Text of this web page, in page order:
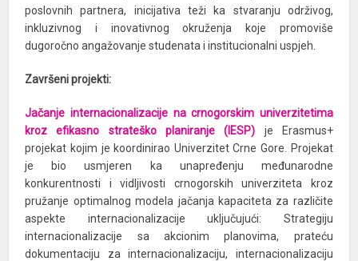
poslovnih partnera, inicijativa teži ka stvaranju održivog,
inkluzivnog i inovativnog okruženja koje promoviše
dugoročno angažovanje studenata i institucionalni uspjeh.
Završeni projekti:
Jačanje internacionalizacije na crnogorskim univerzitetima
kroz efikasno strateško planiranje (IESP) je Erasmus+
projekat kojim je koordinirao Univerzitet Crne Gore. Projekat
je bio usmjeren ka unapređenju međunarodne
konkurentnosti i vidljivosti crnogorskih univerziteta kroz
pružanje optimalnog modela jačanja kapaciteta za različite
aspekte internacionalizacije uključujući: Strategiju
internacionalizacije sa akcionim planovima, prateću
dokumentaciju za internacionalizaciju, internacionalizaciju